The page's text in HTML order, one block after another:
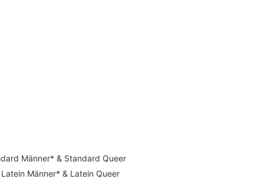
Männer* & Standard Queer
Männer* & Latein Queer